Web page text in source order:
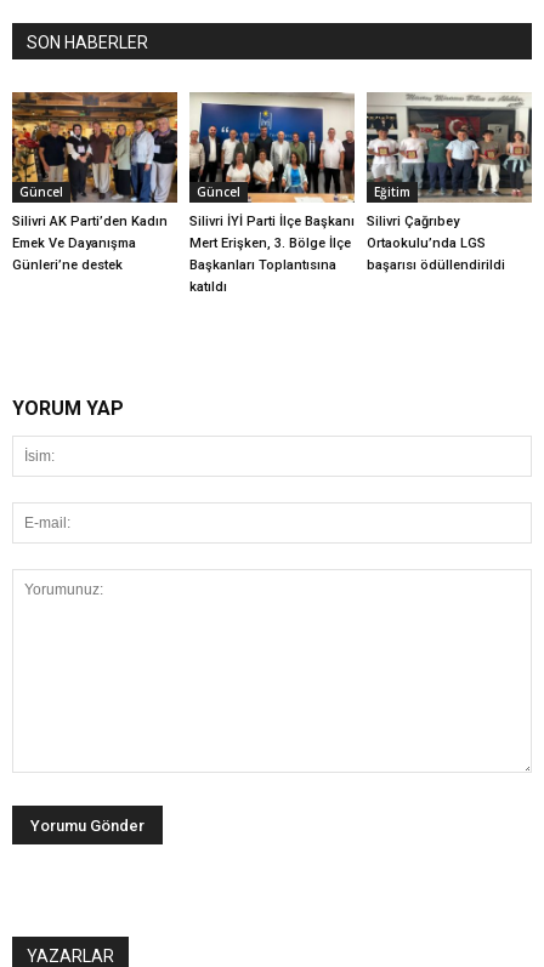
SON HABERLER
Güncel
Silivri AK Parti’den Kadın
Emek Ve Dayanışma
Günleri’ne destek
Güncel
Silivri İYİ Parti İlçe Başkanı
Mert Erişken, 3. Bölge İlçe
Başkanları Toplantısına
katıldı
Eğitim
Silivri Çağrıbey
Ortaokulu’nda LGS
başarısı ödüllendirildi
YORUM YAP
YAZARLAR